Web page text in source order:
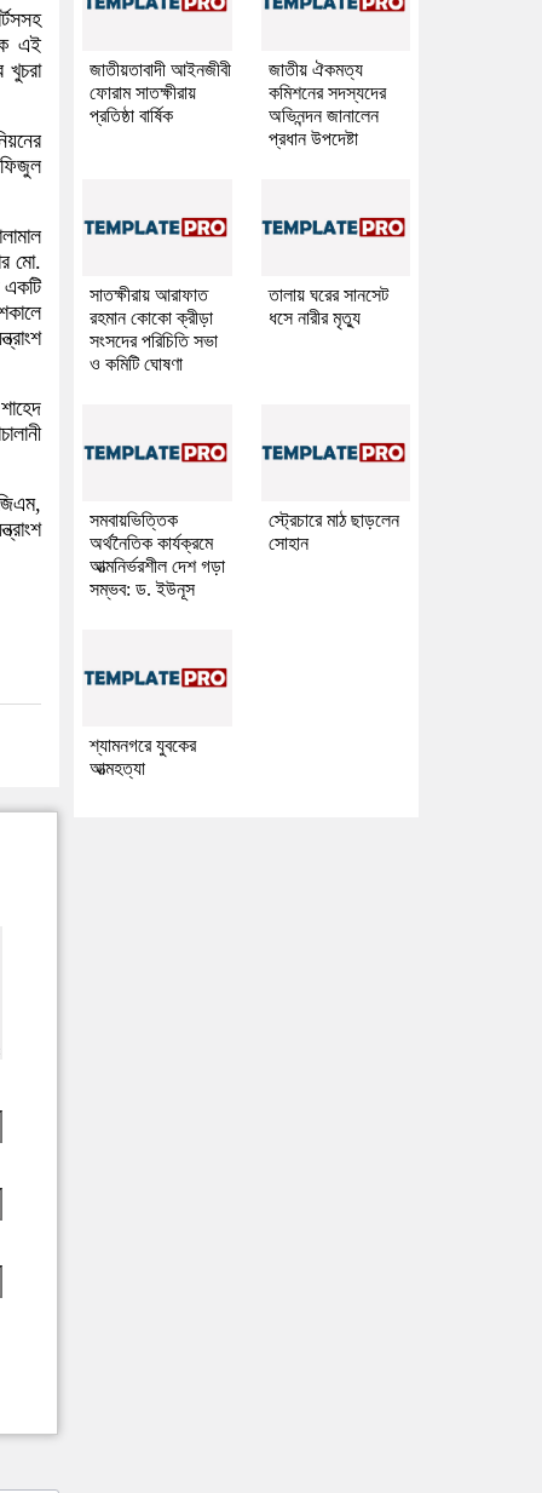
এই
মো.
জাতীয়তাবাদী আইনজীবী
ফোরাম সাতক্ষীরায়
প্রতিষ্ঠা বার্ষিক
জাতীয় ঐকমত্য
কমিশনের সদস্যদের
অভিনন্দন জানালেন
প্রধান উপদেষ্টা
সাতক্ষীরায় আরাফাত
রহমান কোকো ক্রীড়া
সংসদের পরিচিতি সভা
ও কমিটি ঘোষণা
তালায় ঘরের সানসেট
ধসে নারীর মৃত্যু
সমবায়ভিত্তিক
অর্থনৈতিক কার্যক্রমে
আত্মনির্ভরশীল দেশ গড়া
সম্ভব: ড. ইউনূস
স্ট্রেচারে মাঠ ছাড়লেন
সোহান
শ্যামনগরে যুবকের
আত্মহত্যা